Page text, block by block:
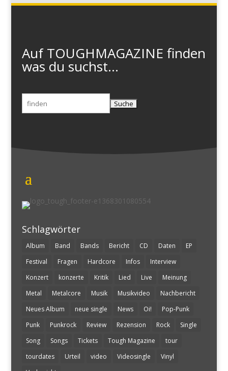
Auf TOUGHMAGAZINE finden
was du suchst...
Suchen
nach:
Schlagwörter
Album Band Bands Bericht CD Daten
EP
Festival
Fragen Hardcore Infos
Interview
Konzert
konzerte Kritik Lied Live
Meinung
Metal
Metalcore Musik Musikvideo
Nachbericht
Neues Album
neue single News Oi!
Pop-Punk
Punk
Punkrock Review Rezension Rock
Single
Song
Songs Tickets Tough Magazine
tour
tourdates
Urteil video Videosingle
Vinyl